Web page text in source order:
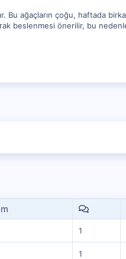
Bu ağaçların çoğu, haftada
beslenmesi önerilir, bu
1
1